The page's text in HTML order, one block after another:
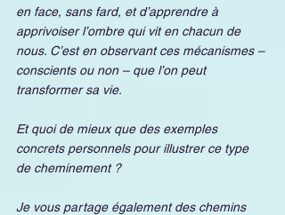
en face, sans fard, et d’apprendre à
apprivoiser l’ombre qui vit en chacun de
nous. C’est en observant ces mécanismes –
conscients ou non – que l’on peut
transformer sa vie.
Et quoi de mieux que des exemples
concrets personnels pour illustrer ce type
de cheminement ?
Je vous partage également des chemins